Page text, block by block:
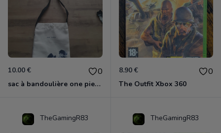
10.00 € 0
sac à bandoulière one piece neuf
8.90 € 0
The Outfit Xbox 360
TheGamingR83 TheGamingR83